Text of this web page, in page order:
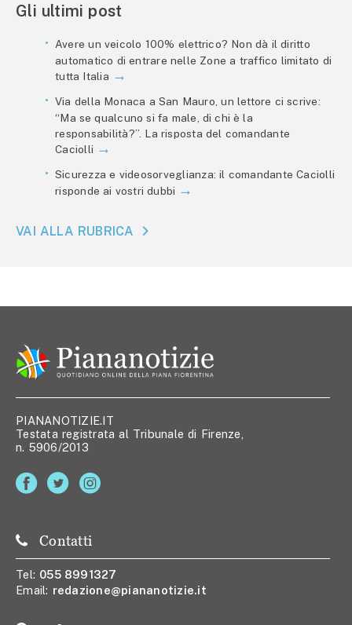
Gli ultimi post
Avere un veicolo 100% elettrico? Non dà il diritto
automatico di entrare nelle Zone a traffico limitato di
tutta Italia
Via della Monaca a San Mauro, un lettore ci scrive:
“Ma se qualcuno si fa male, di chi è la
responsabilità?”. La risposta del comandante
Caciolli
Sicurezza e videosorveglianza: il comandante Caciolli
risponde ai vostri dubbi
VAI ALLA RUBRICA
PIANANOTIZIE.IT
Testata registrata al Tribunale di Firenze,
n. 5906/2013
Contatti
Tel: 055 8991327
Email: redazione@piananotizie.it